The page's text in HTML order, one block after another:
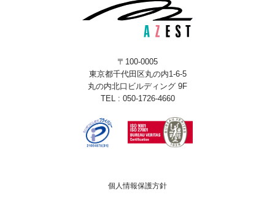
〒100-0005
東京都千代田区丸の内1-6-5
丸の内北口ビルディング 9F
TEL : 050-1726-4660
個人情報保護方針